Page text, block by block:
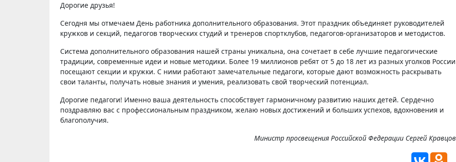
Дорогие друзья!
Сегодня мы отмечаем День работника дополнительного образования. Этот праздник объединяет руководителей
кружков и секций, педагогов творческих студий и тренеров спортклубов, педагогов-организаторов и методистов.
Система дополнительного образования нашей страны уникальна, она сочетает в себе лучшие педагогические
традиции, современные идеи и новые методики. Более 19 миллионов ребят от 5 до 18 лет из разных уголков России
посещают секции и кружки. С ними работают замечательные педагоги, которые дают возможность раскрывать
свои таланты, получать новые знания и умения, реализовать свой творческий потенциал.
Дорогие педагоги! Именно ваша деятельность способствует гармоничному развитию наших детей. Сердечно
поздравляю вас с профессиональным праздником, желаю новых достижений и больших успехов, вдохновения и
благополучия.
Министр просвещения Российской Федерации Сергей Кравцов